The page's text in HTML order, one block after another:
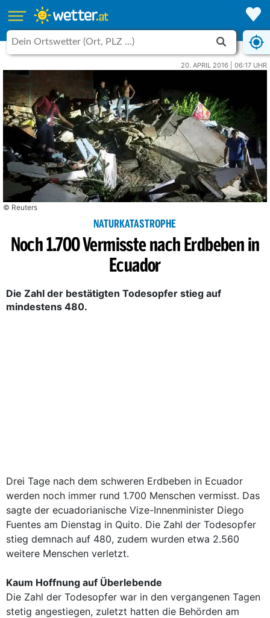
20. APRIL 2016 | 06:17 UHR
© Reuters
NATURKATASTROPHE
Noch 1.700 Vermisste nach Erdbeben in
Ecuador
Die Zahl der bestätigten Todesopfer stieg auf
mindestens 480.
Drei Tage nach dem schweren Erdbeben in Ecuador
werden noch immer rund 1.700 Menschen vermisst. Das
sagte der ecuadorianische Vize-Innenminister Diego
Fuentes am Dienstag in Quito. Die Zahl der Todesopfer
stieg demnach auf 480, zudem wurden etwa 2.560
weitere Menschen verletzt.
Kaum Hoffnung auf Überlebende
Die Zahl der Todesopfer war in den vergangenen Tagen
stetig angestiegen, zuletzt hatten die Behörden am